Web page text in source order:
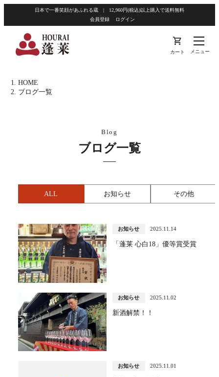
日本で一番笑顔があふれる蔵 | 12,960円(税込)以上購入で送料無料
会員登録
ログイン
shopping_cart
カート メニュー
HOME
ブログ一覧
ブログ一覧
ALL お知らせ その他
お知らせ 2025.11.14
「蓬莱 心白18」優等賞受賞
お知らせ 2025.11.02
新酒解禁！！
お知らせ 2025.11.01